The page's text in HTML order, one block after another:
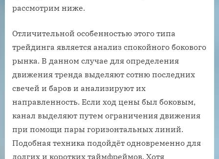
рассмотрим ниже.
Отличительной особенностью этого типа
трейдинга является анализ спокойного бокового
рынка. В данном случае для определения
движения тренда выделяют сотню последних
свечей и баров и анализируют их
направленность. Если ход цены был боковым,
канал выделяют путем ограничения движения
при помощи пары горизонтальных линий.
Подобная техника подойдёт одновременно для
долгих и коротких таймфреймов. Хотя